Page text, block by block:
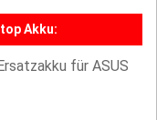
Akku:
Ersatzakku für ASUS